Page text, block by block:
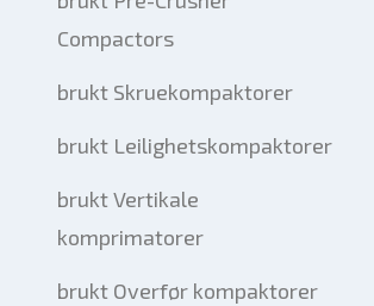
Compactors
brukt Skruekompaktorer
brukt Leilighetskompaktorer
brukt Vertikale
komprimatorer
brukt Overfør kompaktorer